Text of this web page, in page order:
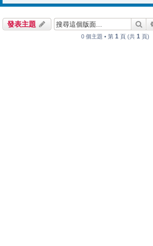
發表主題
0 個主題 • 第 1 頁 (共 1 頁)